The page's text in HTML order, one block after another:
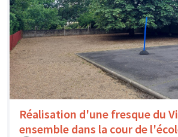
Réalisation d'une fresque du
ensemble dans la cour de